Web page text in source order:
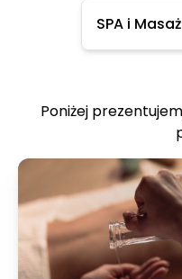
SPA i
Poniżej